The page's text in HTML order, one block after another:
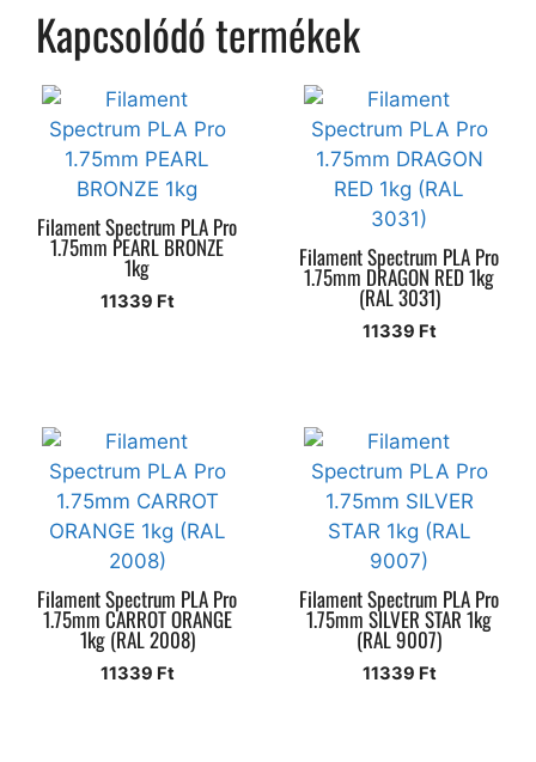
Kapcsolódó termékek
Filament Spectrum PLA Pro
1.75mm PEARL BRONZE
1kg
11339 Ft
Filament Spectrum PLA Pro
1.75mm DRAGON RED 1kg
(RAL 3031)
11339 Ft
Filament Spectrum PLA Pro
1.75mm CARROT ORANGE
1kg (RAL 2008)
11339 Ft
Filament Spectrum PLA Pro
1.75mm SILVER STAR 1kg
(RAL 9007)
11339 Ft